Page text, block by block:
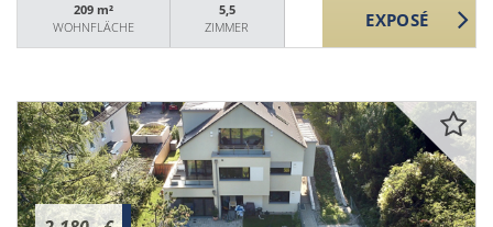
209 m²
WOHNFLÄCHE
5,5
ZIMMER